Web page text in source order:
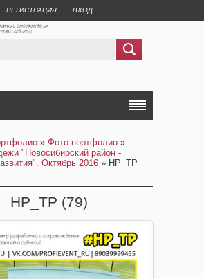
РЕГИСТРАЦИЯ ВХОД
» Фото-портфолио »
"Новосибирский район -
Октябрь 2016 » НР_ТР
НР_ТР (79)